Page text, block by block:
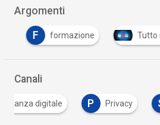
Argomenti
F formazione Tutto su
Canali
digitale P Privacy